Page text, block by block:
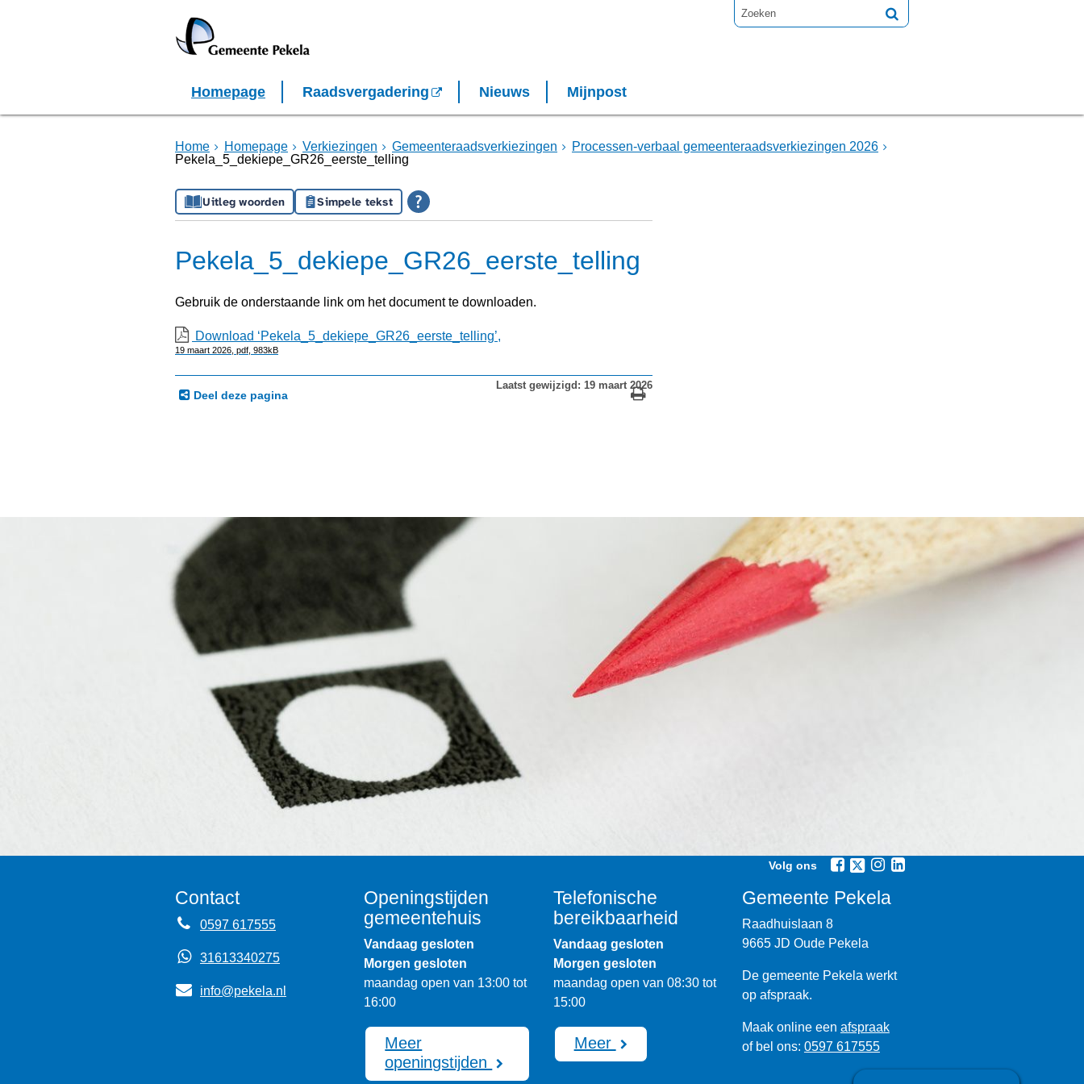
Homepage Raadsvergadering Nieuws Mijnpost
Home Homepage Verkiezingen Gemeenteraadsverkiezingen
Processen-verbaal gemeenteraadsverkiezingen 2026
Pekela_5_dekiepe_GR26_eerste_telling
Uitleg woorden Simpele tekst
Pekela_5_dekiepe_GR26_eerste_telling
Gebruik de onderstaande link om het document te downloaden.
Download ‘Pekela_5_dekiepe_GR26_eerste_telling’,
19 maart 2026, pdf , 983kB
Deel deze pagina
Laatst gewijzigd: 19 maart 2026
Volg ons
Contact
0597 617555
31613340275
info@pekela.nl
Openingstijden
gemeentehuis
Vandaag gesloten
Morgen gesloten
maandag open van 13:00 tot
16:00
Meer
openingstijden
Telefonische
bereikbaarheid
Vandaag gesloten
Morgen gesloten
maandag open van 08:30 tot
15:00
Meer
Gemeente Pekela
Raadhuislaan 8
9665 JD Oude Pekela
De gemeente Pekela werkt
op afspraak.
Maak online een afspraak
of bel ons: 0597 617555